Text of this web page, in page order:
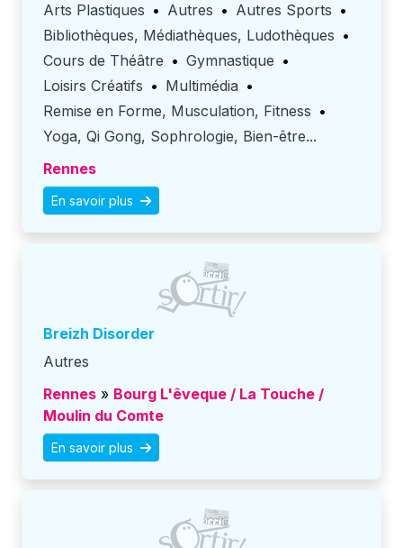
Arts Plastiques • Autres • Autres Sports •
Bibliothèques, Médiathèques, Ludothèques •
Cours de Théâtre • Gymnastique •
Loisirs Créatifs • Multimédia •
Remise en Forme, Musculation, Fitness •
Yoga, Qi Gong, Sophrologie, Bien-être...
Rennes
En savoir plus
Breizh Disorder
Autres
Rennes » Bourg L'êveque / La Touche /
Moulin du Comte
En savoir plus